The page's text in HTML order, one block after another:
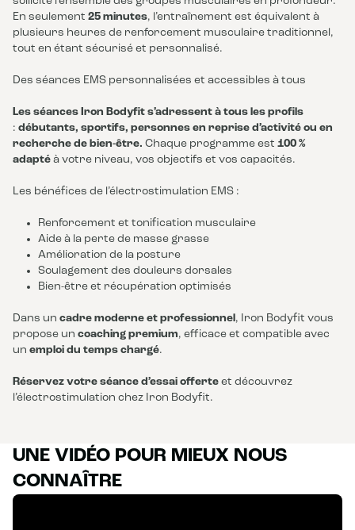
En seulement 25 minutes, l’entraînement est équivalent à
plusieurs heures de renforcement musculaire traditionnel,
tout en étant sécurisé et personnalisé.
Des séances EMS personnalisées et accessibles à tous
Les séances Iron Bodyfit s’adressent à tous les profils
: débutants, sportifs, personnes en reprise d’activité ou en
recherche de bien-être. Chaque programme est 100 %
adapté à votre niveau, vos objectifs et vos capacités.
Les bénéfices de l’électrostimulation EMS :
Renforcement et tonification musculaire
Aide à la perte de masse grasse
Amélioration de la posture
Soulagement des douleurs dorsales
Bien-être et récupération optimisés
Dans un cadre moderne et professionnel , Iron Bodyfit vous
propose un coaching premium, efficace et compatible avec
un emploi du temps chargé.
Réservez votre séance d’essai offerte et découvrez
l’électrostimulation chez Iron Bodyfit.
UNE VIDÉO POUR MIEUX NOUS
CONNAÎTRE